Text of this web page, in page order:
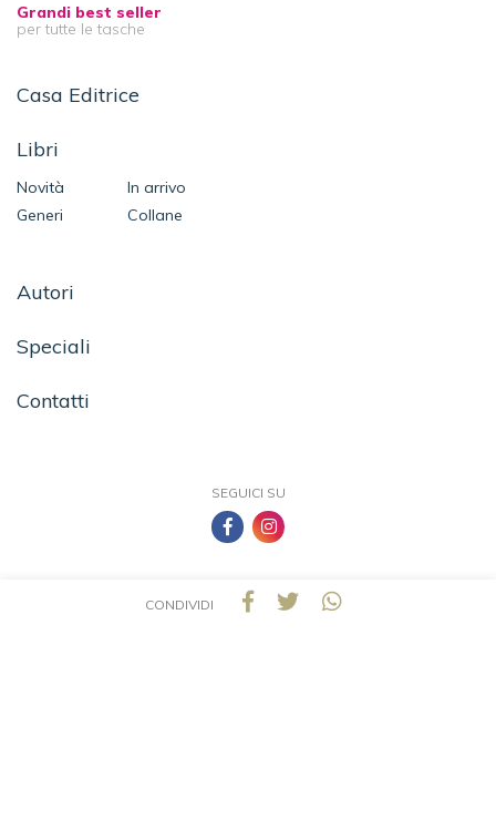
CONDIVIDI
Grandi best seller
per tutte le tasche
Casa Editrice
Libri
Novità
In arrivo
Generi
Collane
Autori
Speciali
Contatti
SEGUICI SU